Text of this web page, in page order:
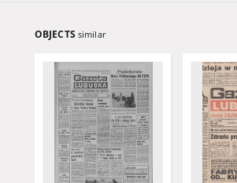
OBJECTS similar